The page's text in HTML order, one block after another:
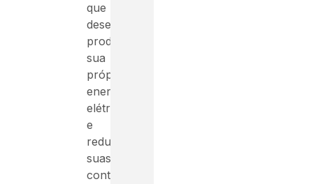
que
desejam
produzir
sua
própria
energia
elétrica
e
reduzir
suas
contas